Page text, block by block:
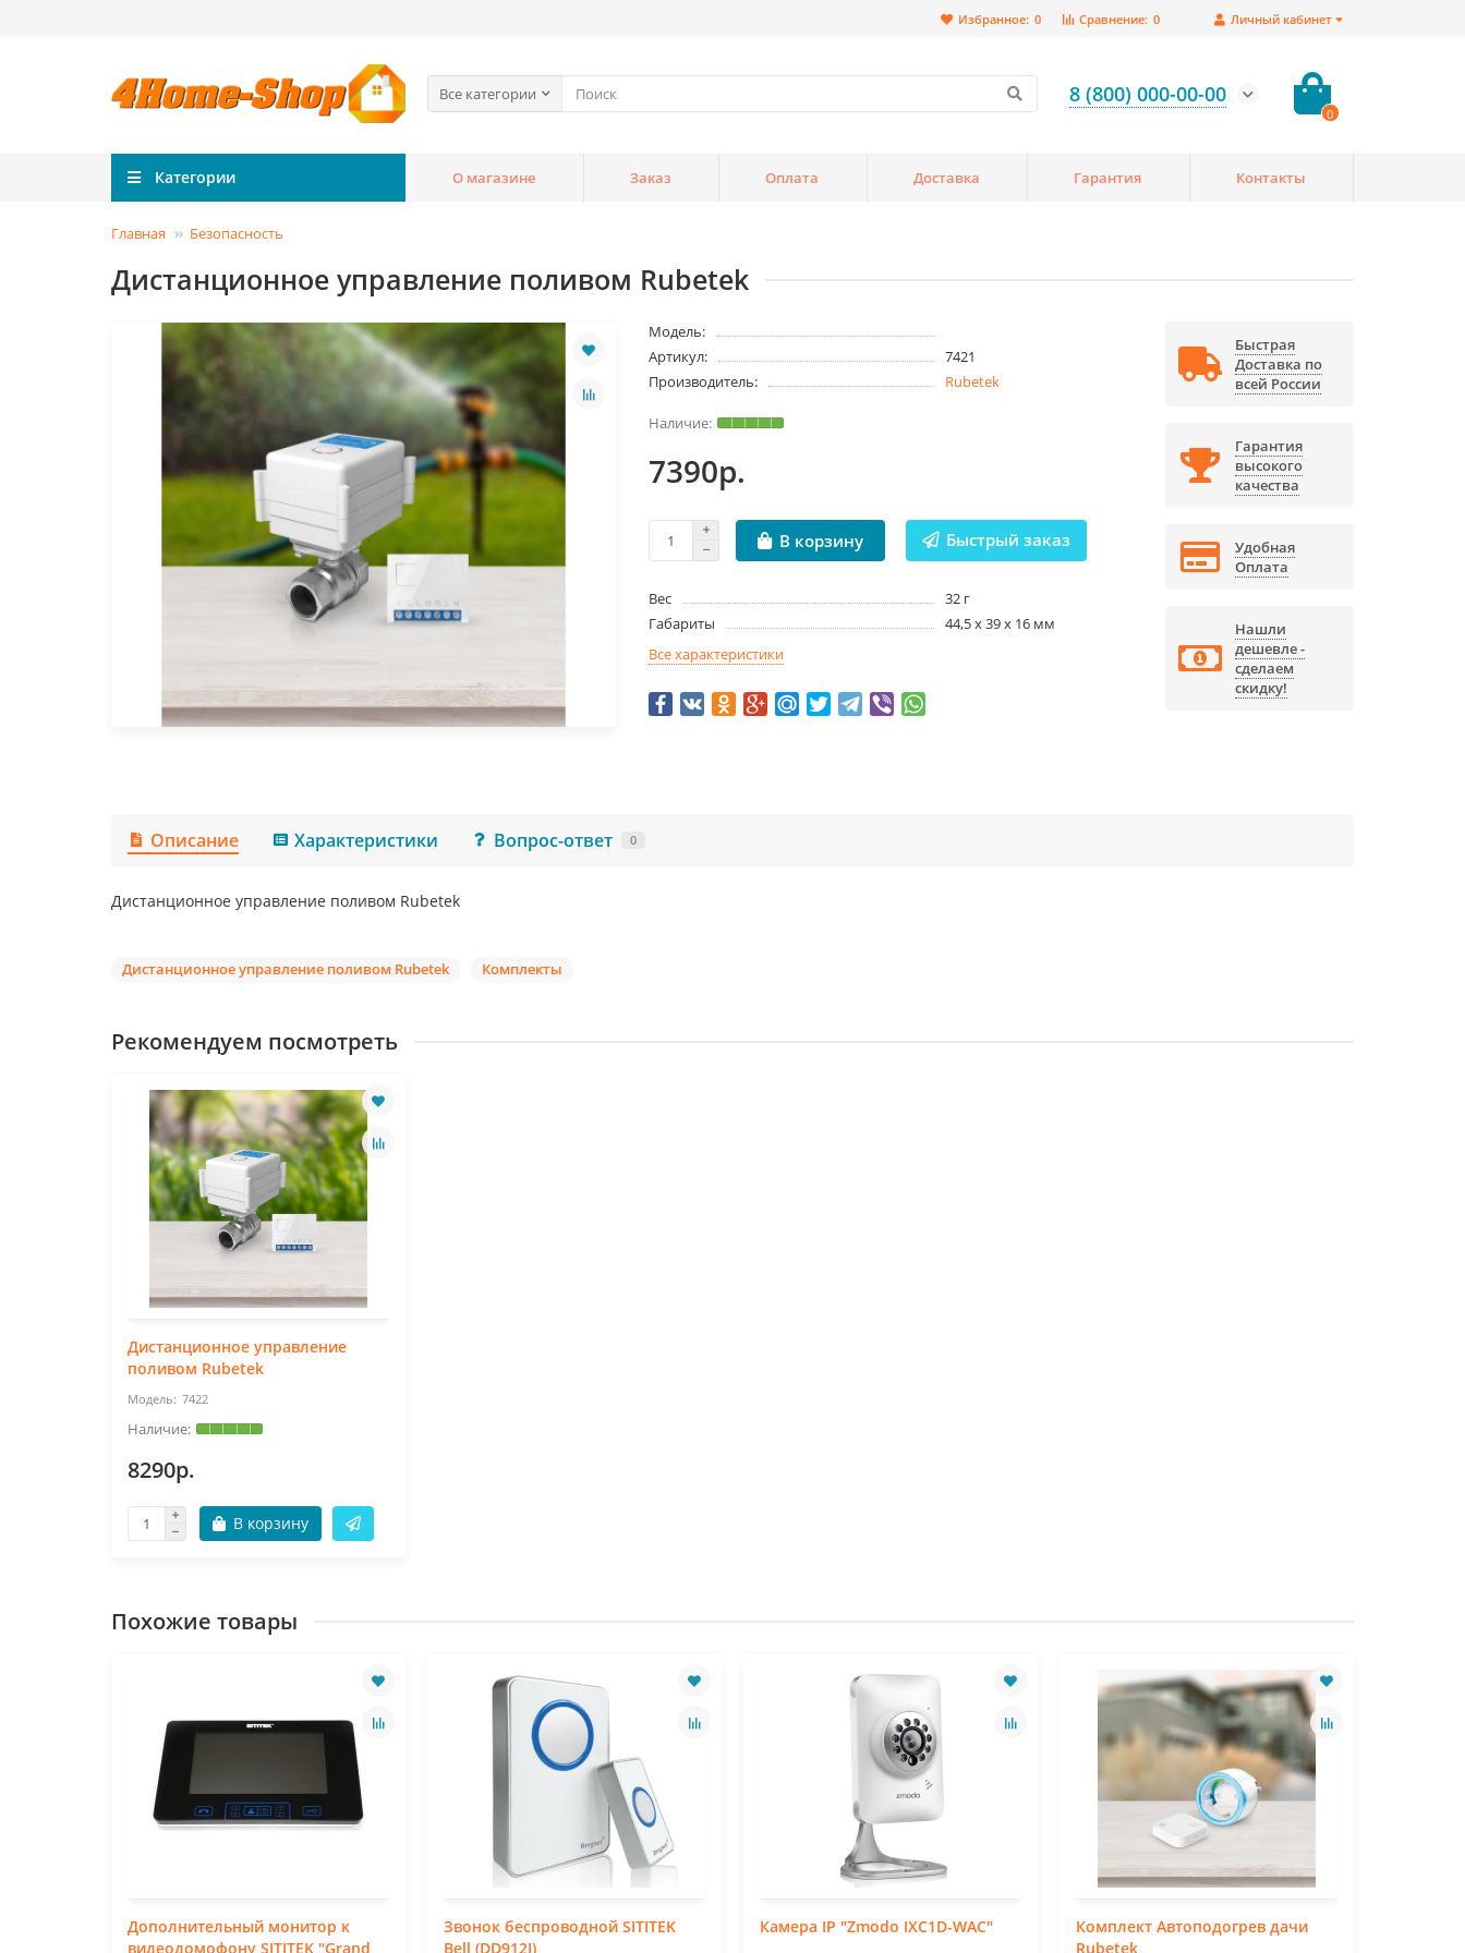
Личный кабинет
Сравнение: 0
Избранное: 0
Все категории 8 (800) 000-00-00
0
Категории О магазине Заказ Оплата Доставка Гарантия Контакты
Главная Безопасность
Дистанционное управление поливом Rubetek
Модель:
Артикул:
7421
Производитель:
Rubetek
7390р.
В корзину Быстрый заказ
Вес
32 г
Габариты
44,5 x 39 x 16 мм
Все характеристики
Быстрая
Доставка по
всей России
Гарантия
высокого
качества
Удобная
Оплата
Нашли
дешевле -
сделаем
скидку!
Описание Характеристики Вопрос-ответ 0
Дистанционное управление поливом Rubetek
Дистанционное управление поливом Rubetek Комплекты
Рекомендуем посмотреть
Дистанционное управление
поливом Rubetek
7422
8290р.
В корзину
Похожие товары
Дополнительный монитор к
видеодомофону SITITEK "Grand
Звонок беспроводной SITITEK
Bell (DD912I)
Камера IP "Zmodo IXС1D-WAC"
Комплект Автоподогрев дачи
Rubetek